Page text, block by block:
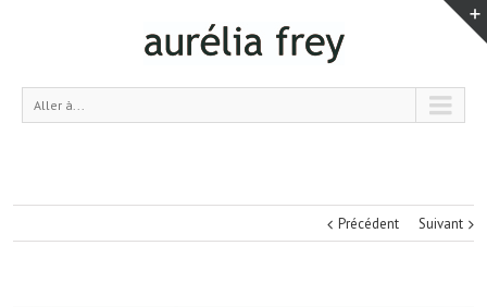
Aller à...
Précédent Suivant